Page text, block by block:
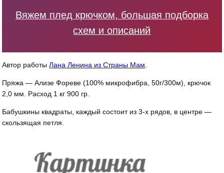
Вяжем плед крючком, большая подборка
схем и описаний
Автор работыЛана Ленина из Страны Мам.
Пряжа — Ализе Фореве (100% микрофибра, 50г/300м), крючок
2,0 мм. Расход 1 кг 900 гр.
Бабушкины квадраты, каждый состоит из 3-х рядов, в центре —
скользящая петля.